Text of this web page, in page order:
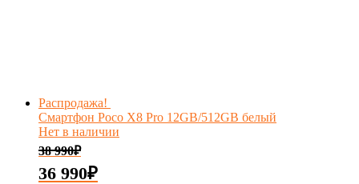
Распродажа!
Смартфон Poco X8 Pro 12GB/512GB белый
Нет в наличии
38 990₽
36 990₽